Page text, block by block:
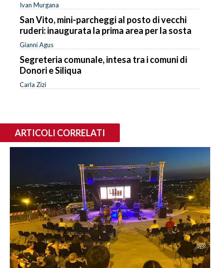
Ivan Murgana
San Vito, mini-parcheggi al posto di vecchi
ruderi: inaugurata la prima area per la sosta
Gianni Agus
Segreteria comunale, intesa tra i comuni di
Donori e Siliqua
Carla Zizi
ARTICOLI CORRELATI